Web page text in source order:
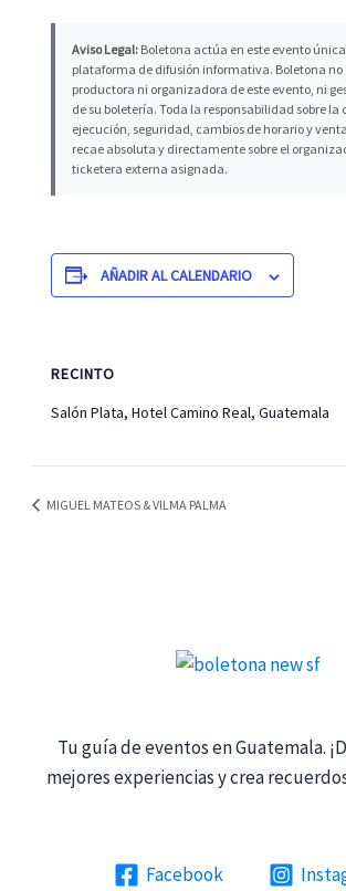
Aviso Legal: Boletona actúa en este evento
plataforma de difusión informativa. Boletona no
productora ni organizadora de este evento, ni
de su boletería. Toda la responsabilidad sobre la
ejecución, seguridad, cambios de horario y
recae absoluta y directamente sobre el
ticketera externa asignada.
AÑADIR AL CALENDARIO
RECINTO
Salón Plata, Hotel Camino Real, Guatemala
MIGUEL MATEOS & VILMA PALMA
Tu guía de eventos en Guatemala.
mejores experiencias y crea
Facebook